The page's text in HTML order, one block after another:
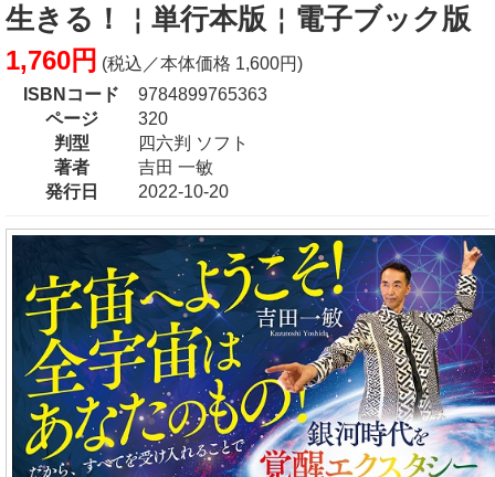
生きる！￤単行本版￤電子ブック版
1,760円 (税込／本体価格 1,600円)
ISBNコード
9784899765363
ページ
320
判型
四六判 ソフト
著者
吉田 一敏
発行日
2022-10-20